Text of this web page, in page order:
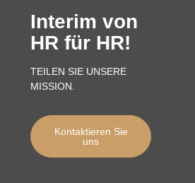
Interim von
HR für HR!
TEILEN SIE UNSERE
MISSION.
Kontaktieren Sie
uns